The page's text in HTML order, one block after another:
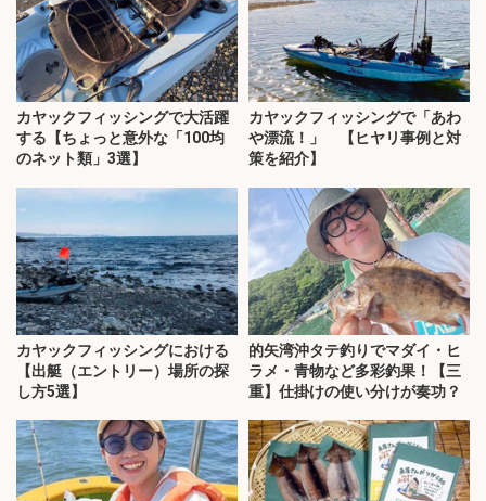
カヤックフィッシングで大活躍
する【ちょっと意外な「100均
のネット類」3選】
カヤックフィッシングで「あわ
や漂流！」 【ヒヤリ事例と対
策を紹介】
カヤックフィッシングにおける
【出艇（エントリー）場所の探
し方5選】
的矢湾沖タテ釣りでマダイ・ヒ
ラメ・青物など多彩釣果！【三
重】仕掛けの使い分けが奏功？